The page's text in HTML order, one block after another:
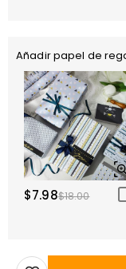
Añadir papel de
$7.98$18.00